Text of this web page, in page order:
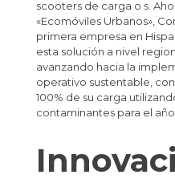
scooters de carga o s.
«Ecomóviles Urbanos»,
primera empresa en
esta solución a nivel
avanzando hacia la
operativo sustentable,
100% de su carga
contaminantes para el año